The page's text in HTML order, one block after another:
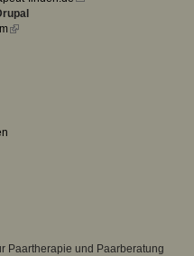
(link
Paartherapie und Paarberatung